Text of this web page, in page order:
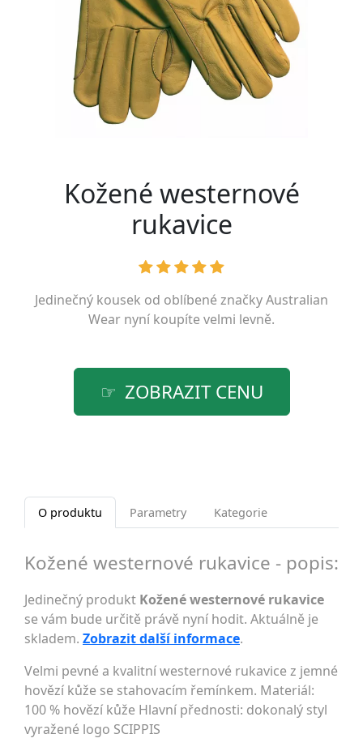
Kožené westernové
rukavice
Jedinečný kousek od oblíbené značkyAustralian
Wear nyní koupíte velmi levně.
ZOBRAZIT CENU
O produktu Parametry Kategorie
Kožené westernové rukavice - popis:
Jedinečný produkt Kožené westernové rukavice
se vám bude určitě právě nyní hodit. Aktuálně je
skladem. Zobrazit další informace.
Velmi pevné a kvalitní westernové rukavice z jemné
hovězí kůže se stahovacím řemínkem. Materiál:
100 % hovězí kůže Hlavní přednosti: dokonalý styl
vyražené logo SCIPPIS